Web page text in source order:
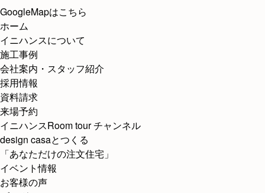
GoogleMapはこちら
ホーム
イニハンスについて
施工事例
会社案内・スタッフ紹介
採用情報
資料請求
来場予約
イニハンスRoom tour チャンネル
design casaとつくる
「あなただけの注文住宅」
イベント情報
お客様の声